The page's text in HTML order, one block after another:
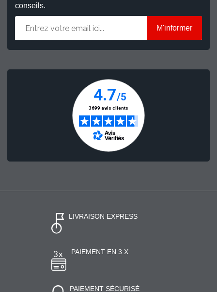
conseils.
M'informer
LIVRAISON EXPRESS
PAIEMENT EN 3 X
PAIEMENT SÉCURISÉ